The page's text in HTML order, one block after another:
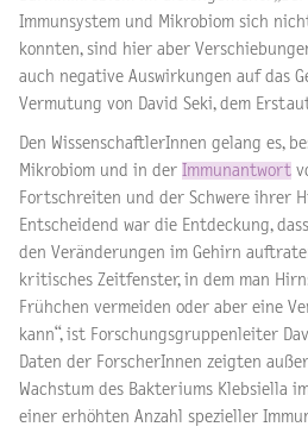
Immunsystem und Mikrobiom sich
konnten, sind hier aber
auch negative Auswirkungen auf das
Vermutung von David Seki, dem
Den WissenschaftlerInnen gelang es,
Mikrobiom und in der Immunantwort
Fortschreiten und der Schwere ihrer
Entscheidend war die Entdeckung,
den Veränderungen im Gehirn
kritisches Zeitfenster, in dem man
Frühchen vermeiden oder aber eine
kann“, ist Forschungsgruppenleiter
Daten der ForscherInnen zeigten
Wachstum des Bakteriums Klebsiella
einer erhöhten Anzahl spezieller